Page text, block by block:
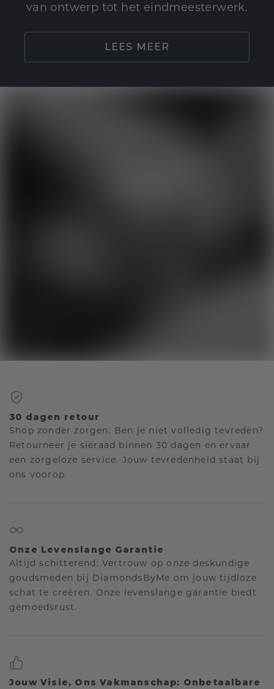
van ontwerp tot het eindmeesterwerk.
LEES MEER
30 dagen retour
Shop zonder zorgen. Ben je niet volledig tevreden?
Retourneer je sieraad binnen 30 dagen en ervaar
een zorgeloze service. Jouw tevredenheid staat bij
ons voorop.
Onze Levenslange Garantie
Altijd schitterend: Vertrouw op onze deskundige
goudsmeden bij DiamondsByMe om jouw tijdloze
schat te creëren. Onze levenslange garantie biedt
gemoedsrust.
Jouw Visie, Ons Vakmanschap: Onbetaalbare